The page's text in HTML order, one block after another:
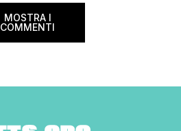
MOSTRA I
COMMENTI